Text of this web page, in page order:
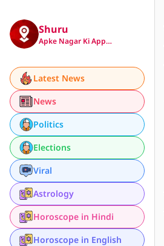
Shuru
Apke Nagar Ki App…
Latest News
News
Politics
Elections
Viral
Astrology
Horoscope in Hindi
Horoscope in English